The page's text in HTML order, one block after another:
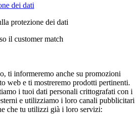
dei dati
protezione dei dati
il customer match
ti informeremo anche su promozioni
web e ti mostreremo prodotti pertinenti.
i tuoi dati personali crittografati con i
e utilizziamo i loro canali pubblicitari
che tu utilizzi già i loro servizi: